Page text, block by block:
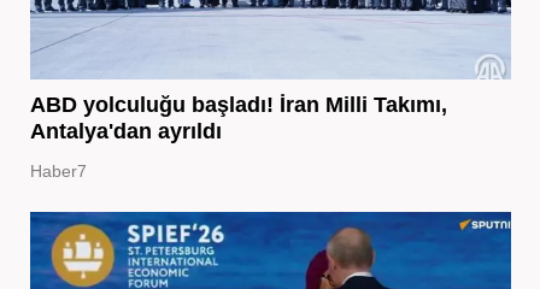
ABD yolculuğu başladı! İran Milli Takımı,
Antalya'dan ayrıldı
Haber7